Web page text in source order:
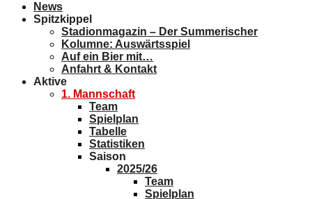
News
Spitzkippel
Stadionmagazin – Der Summerischer
Kolumne: Auswärtsspiel
Auf ein Bier mit…
Anfahrt & Kontakt
Aktive
1. Mannschaft
Team
Spielplan
Tabelle
Statistiken
Saison
2025/26
Team
Spielplan